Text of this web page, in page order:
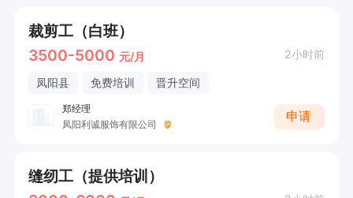
裁剪工（白班）
3500-5000 元/月 2小时前
凤阳县 免费培训 晋升空间
郑经理
凤阳利诚服饰有限公司
申请
缝纫工（提供培训）